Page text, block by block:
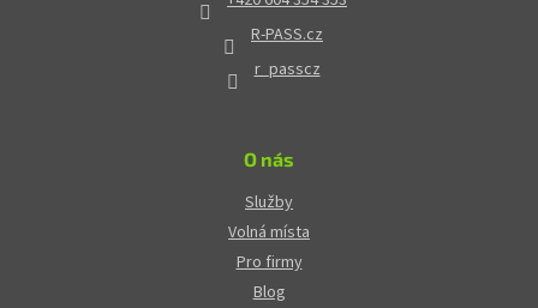
R-PASS.cz
r_passcz
O nás
Služby
Volná místa
Pro firmy
Blog